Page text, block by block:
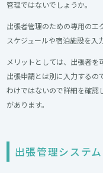
管理ではないでしょうか。
出張者管理のための専用のエ
スケジュールや宿泊施設を入
メリットとしては、出張者を
出張申請とは別に入力するの
わけではないので詳細を確認
があります。
出張管理システ